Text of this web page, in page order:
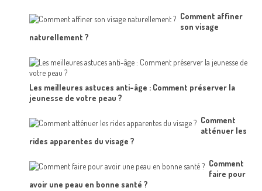
Comment affiner
son visage
naturellement ?
Les meilleures astuces anti-âge : Comment préserver la
jeunesse de votre peau ?
Comment
atténuer les
rides apparentes du visage ?
Comment
faire pour
avoir une peau en bonne santé ?